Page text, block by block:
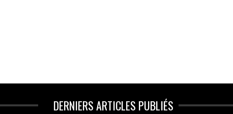
DERNIERS ARTICLES PUBLIÉS